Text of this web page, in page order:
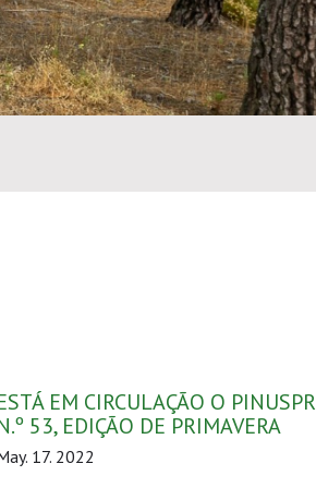
EM CIRCULAÇÃO O
53, EDIÇÃO DE PRIMAVERA
17. 2022